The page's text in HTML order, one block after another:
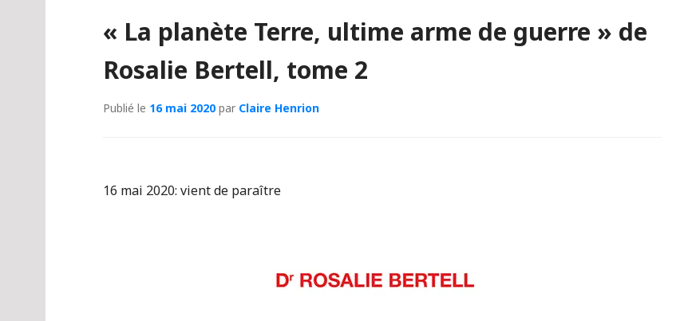
« La planète Terre, ultime arme de guerre » de
Rosalie Bertell, tome 2
Publié le 16 mai 2020 par Claire Henrion
16 mai 2020: vient de paraître